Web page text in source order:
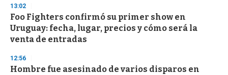
s
e
c
o
n
13:02
Foo Fighters confirmó su primer show en
Uruguay: fecha, lugar, precios y cómo será la
venta de entradas
12:56
Hombre fue asesinado de varios disparos en